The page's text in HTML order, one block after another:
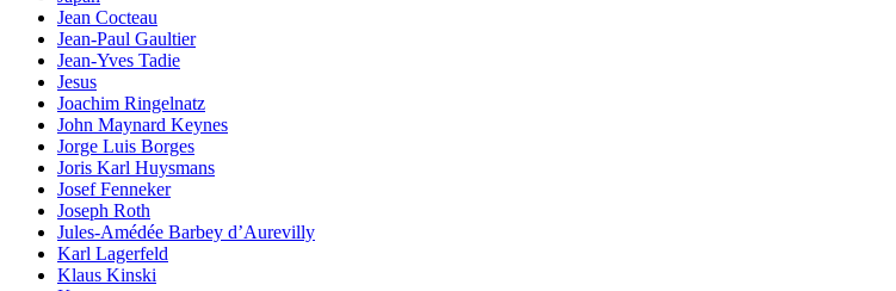
Jean Cocteau
Jean-Paul Gaultier
Jean-Yves Tadie
Jesus
Joachim Ringelnatz
John Maynard Keynes
Jorge Luis Borges
Joris Karl Huysmans
Josef Fenneker
Joseph Roth
Jules-Amédée Barbey d’Aurevilly
Karl Lagerfeld
Klaus Kinski